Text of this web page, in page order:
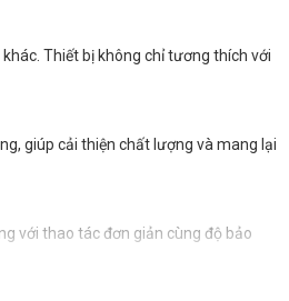
Thiết bị không chỉ tương thích với
giúp cải thiện chất lượng và mang lại
với thao tác đơn giản cùng độ bảo